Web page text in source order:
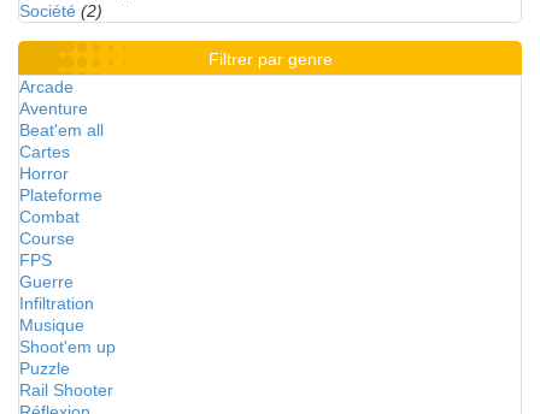
Société (2)
Filtrer par genre
Arcade
Aventure
Beat'em all
Cartes
Horror
Plateforme
Combat
Course
FPS
Guerre
Infiltration
Musique
Shoot'em up
Puzzle
Rail Shooter